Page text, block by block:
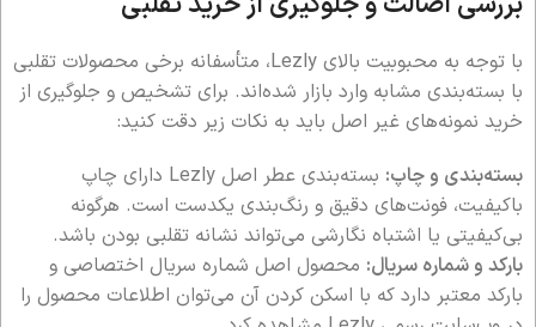
با توجه به محبوبیت بالای Lezly، متأسفانه برخی محصولات تقلبی
با بسته‌بندی مشابه وارد بازار شده‌اند. برای تشخیص و جلوگیری از
خرید نمونه‌های غیر اصل باید به نکات زیر دقت کنید:
بسته‌بندی و چاپ:
بسته‌بندی عطر اصل Lezly دارای چاپ
باکیفیت، فونت‌های دقیق و رنگ‌بندی یکدست است. هرگونه
بی‌کیفیتی یا اشتباه نگارشی می‌تواند نشانه تقلبی بودن باشد.
بارکد و شماره سریال: محصول اصل شماره سریال اختصاصی و
بارکد معتبر دارد که با اسکن کردن آن می‌توان اطلاعات محصول را